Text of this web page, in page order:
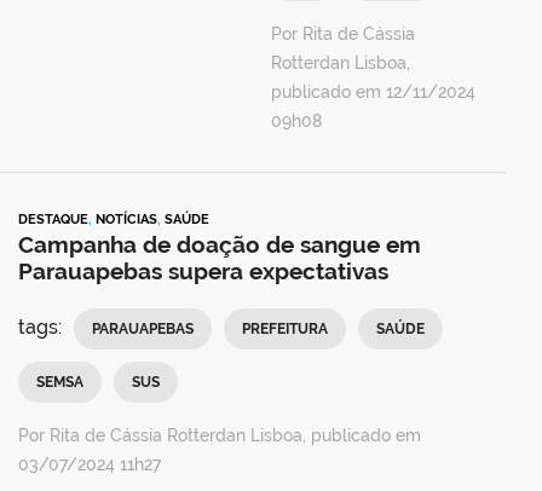
Por Rita de Cássia
Rotterdan Lisboa,
publicado em 12/11/2024
09h08
DESTAQUE, NOTÍCIAS, SAÚDE
Campanha de doação de sangue em
Parauapebas supera expectativas
tags: PARAUAPEBAS PREFEITURA SAÚDE
SEMSA SUS
Por Rita de Cássia Rotterdan Lisboa, publicado em
03/07/2024 11h27